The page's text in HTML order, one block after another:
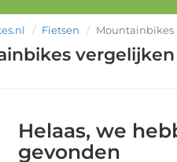
Fietsen Mountainbikes
vergelijken
Helaas, we
gevonden